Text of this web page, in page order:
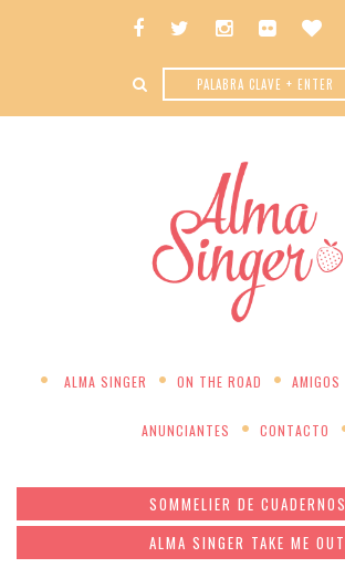
ALMA SINGER ON THE ROAD AMIGOS
ANUNCIANTES CONTACTO
SOMMELIER DE CUADERNOS
ALMA SINGER TAKE ME OUT